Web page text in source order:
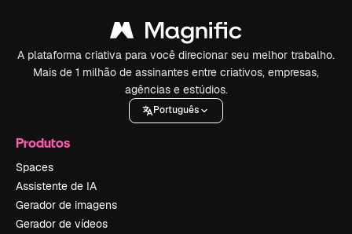
A plataforma criativa para você direcionar seu melhor trabalho.
Mais de 1 milhão de assinantes entre criativos, empresas,
agências e estúdios.
Português
Produtos
Spaces
Assistente de IA
Gerador de imagens
Gerador de vídeos